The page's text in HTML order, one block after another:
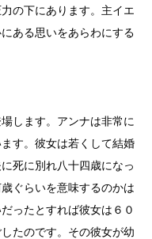
の下にあります。主イエ
ある思いをあらわにする
します。アンナは非常に
す。彼女は若くして結婚
死に別れ八十四歳になっ
ぐらいを意味するのかは
ったとすれば彼女は６０
たのです。その彼女が幼